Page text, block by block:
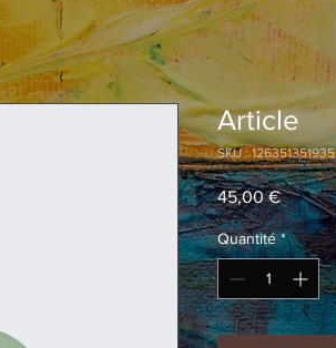
Article
SKU : 126351351935
45,00 €Prix
Quantité *